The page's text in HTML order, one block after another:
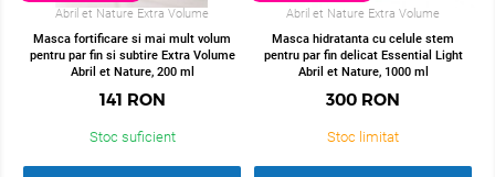
Abril et Nature Extra Volume
Masca fortificare si mai mult volum
pentru par fin si subtire Extra Volume
Abril et Nature, 200 ml
141 RON
Stoc suficient
Abril et Nature Extra Volume
Masca hidratanta cu celule stem
pentru par fin delicat Essential Light
Abril et Nature, 1000 ml
300 RON
Stoc limitat